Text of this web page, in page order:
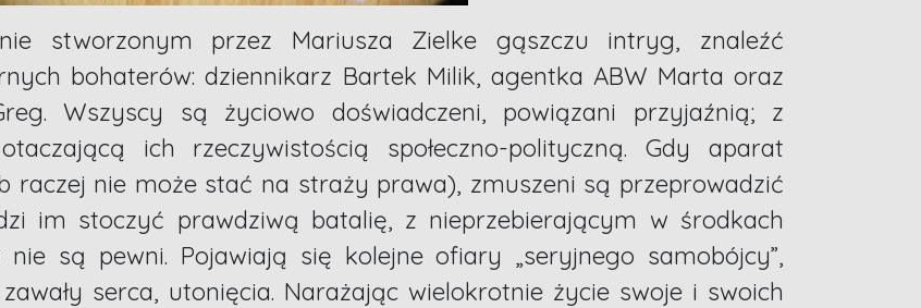
stworzonym przez Mariusza Zielke gąszczu intryg, znaleźć
bohaterów: dziennikarz Bartek Milik, agentka ABW Marta oraz
Wszyscy są życiowo doświadczeni, powiązani przyjaźnią; z
ich rzeczywistością społeczno-polityczną. Gdy aparat
raczej nie może stać na straży prawa), zmuszeni są przeprowadzić
im stoczyć prawdziwą batalię, z nieprzebierającym w środkach
są pewni. Pojawiają się kolejne ofiary „seryjnego samobójcy”,
serca, utonięcia. Narażając wielokrotnie życie swoje i swoich